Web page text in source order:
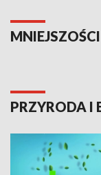
MNIEJSZOŚCI
PRZYRODA I